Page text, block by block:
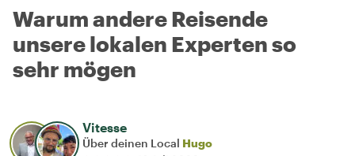
Warum andere Reisende
unsere lokalen Experten so
sehr mögen
Vitesse
Über deinen Local Hugo